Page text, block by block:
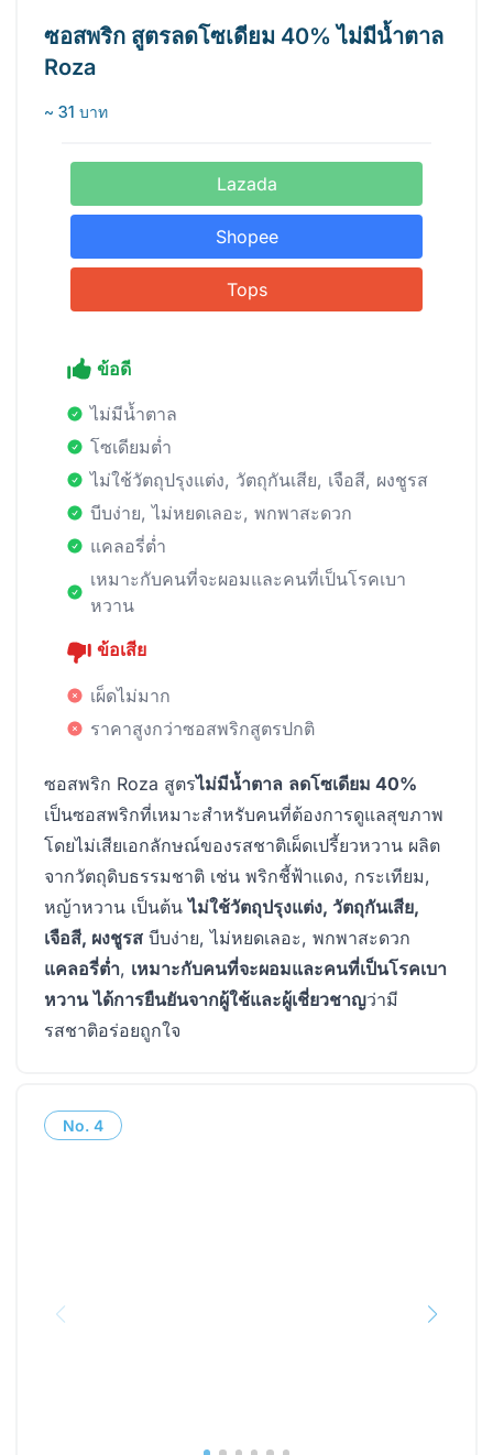
ซอสพริก สูตรลดโซเดียม 40% ไม่มีน้ำตาล
Roza
~ 31 บาท
Lazada
Shopee
Tops
ข้อดี
ไม่มีน้ำตาล
โซเดียมต่ำ
ไม่ใช้วัตถุปรุงแต่ง, วัตถุกันเสีย, เจือสี, ผงชูรส
บีบง่าย, ไม่หยดเลอะ, พกพาสะดวก
แคลอรี่ต่ำ
เหมาะกับคนที่จะผอมและคนที่เป็นโรคเบา
หวาน
ข้อเสีย
เผ็ดไม่มาก
ราคาสูงกว่าซอสพริกสูตรปกติ
ซอสพริก Roza สูตรไม่มีน้ำตาล ลดโซเดียม 40%
เป็นซอสพริกที่เหมาะสำหรับคนที่ต้องการดูแลสุขภาพ
โดยไม่เสียเอกลักษณ์ของรสชาติเผ็ดเปรี้ยวหวาน ผลิต
จากวัตถุดิบธรรมชาติ เช่น พริกชี้ฟ้าแดง, กระเทียม,
หญ้าหวาน เป็นต้นไม่ใช้วัตถุปรุงแต่ง, วัตถุกันเสีย,
เจือสี, ผงชูรส บีบง่าย, ไม่หยดเลอะ, พกพาสะดวก
แคลอรี่ต่ำ, เหมาะกับคนที่จะผอมและคนที่เป็นโรคเบา
หวาน ได้การยืนยันจากผู้ใช้และผู้เชี่ยวชาญว่ามี
รสชาติอร่อยถูกใจ
No. 4